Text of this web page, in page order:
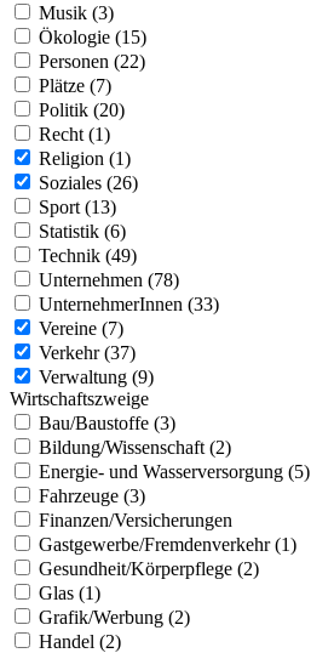
Musik (3)
Ökologie (15)
Personen (22)
Plätze (7)
Politik (20)
Recht (1)
Religion (1)
Soziales (26)
Sport (13)
Statistik (6)
Technik (49)
Unternehmen (78)
UnternehmerInnen (33)
Vereine (7)
Verkehr (37)
Verwaltung (9)
Wirtschaftszweige
Bau/Baustoffe (3)
Bildung/Wissenschaft (2)
Energie- und Wasserversorgung (5)
Fahrzeuge (3)
Finanzen/Versicherungen
Gastgewerbe/Fremdenverkehr (1)
Gesundheit/Körperpflege (2)
Glas (1)
Grafik/Werbung (2)
Handel (2)